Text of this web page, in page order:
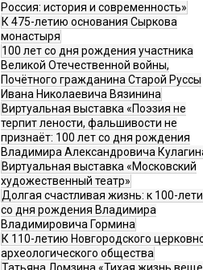
Россия: история и современность»
К 475-летию основания Сыркова
монастыря
100 лет со дня рождения участника
Великой Отечественной войны,
Почётного гражданина Старой Руссы
Ивана Николаевича Вязинина
Виртуальная выставка «Поэзия не
терпит лености, фальшивости не
признаёт: 100 лет со дня рождения
Владимира Александровича
Виртуальная выставка «Московский
художественный театр»
Долгая счастливая жизнь: к 100-
со дня рождения Владимира
Владимировича Гормина
К 110-летию Новгородского
археологического общества